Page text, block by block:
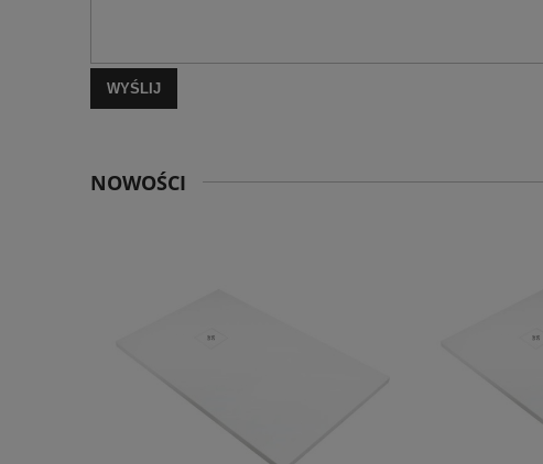
WYŚLIJ
NOWOŚCI